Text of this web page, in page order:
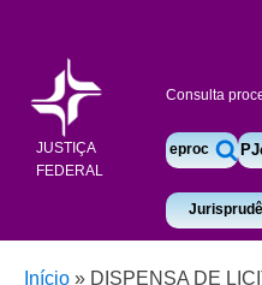
JUSTIÇA
FEDERAL
Consulta
eproc
Início » DISPENSA DE